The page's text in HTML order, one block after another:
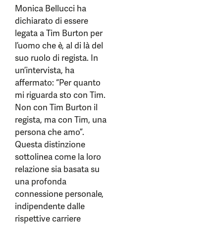
Monica Bellucci ha
dichiarato di essere
legata a Tim Burton per
l’uomo che è, al di là del
suo ruolo di regista. In
un’intervista, ha
affermato: “Per quanto
mi riguarda sto con Tim.
Non con Tim Burton il
regista, ma con Tim, una
persona che amo”.
Questa distinzione
sottolinea come la loro
relazione sia basata su
una profonda
connessione personale,
indipendente dalle
rispettive carriere